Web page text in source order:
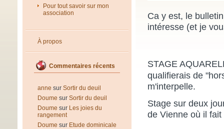
Pour tout savoir sur mon
association
À propos
Commentaires récents
anne sur Sortir du deuil
Doume sur Sortir du deuil
Doume sur Les joies du
rangement
Doume sur Etude dominicale
Ca y est, le
intéresse (et je
STAGE
qualifierais de
m'interpelle.
Stage sur deux
de Vienne où il